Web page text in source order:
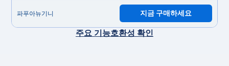
파푸아뉴기니 지금 구매하세요
주요 기능호환성 확인